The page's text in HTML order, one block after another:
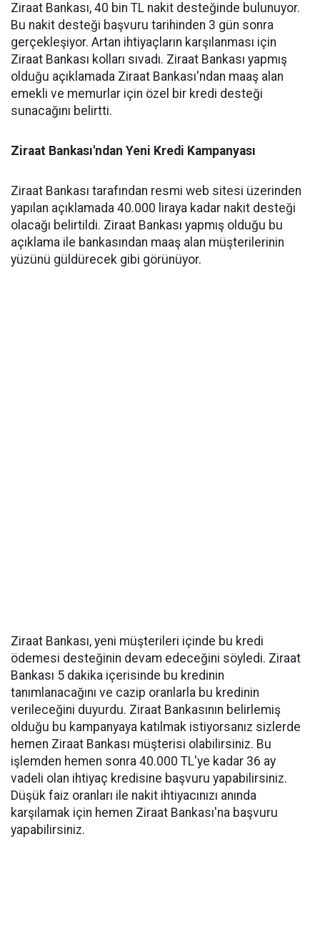
Ziraat Bankası, 40 bin TL nakit desteğinde bulunuyor.
Bu nakit desteği başvuru tarihinden 3 gün sonra
gerçekleşiyor. Artan ihtiyaçların karşılanması için
Ziraat Bankası kolları sıvadı. Ziraat Bankası yapmış
olduğu açıklamada Ziraat Bankası'ndan maaş alan
emekli ve memurlar için özel bir kredi desteği
sunacağını belirtti.
Ziraat Bankası'ndan Yeni Kredi Kampanyası
Ziraat Bankası tarafından resmi web sitesi üzerinden
yapılan açıklamada 40.000 liraya kadar nakit desteği
olacağı belirtildi. Ziraat Bankası yapmış olduğu bu
açıklama ile bankasından maaş alan müşterilerinin
yüzünü güldürecek gibi görünüyor.
Ziraat Bankası, yeni müşterileri içinde bu kredi
ödemesi desteğinin devam edeceğini söyledi. Ziraat
Bankası 5 dakika içerisinde bu kredinin
tanımlanacağını ve cazip oranlarla bu kredinin
verileceğini duyurdu. Ziraat Bankasının belirlemiş
olduğu bu kampanyaya katılmak istiyorsanız sizlerde
hemen Ziraat Bankası müşterisi olabilirsiniz. Bu
işlemden hemen sonra 40.000 TL'ye kadar 36 ay
vadeli olan ihtiyaç kredisine başvuru yapabilirsiniz.
Düşük faiz oranları ile nakit ihtiyacınızı anında
karşılamak için hemen Ziraat Bankası'na başvuru
yapabilirsiniz.